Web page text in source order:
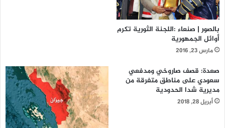
بالصور | صنعاء :اللجنة الثورية تكرم
أوائل الجمهورية
مارس 23, 2016
صعدة: قصف صاروخي ومدفعي
سعودي على مناطق متفرقة من
مديرية شدا الحدودية
أبريل 28, 2018